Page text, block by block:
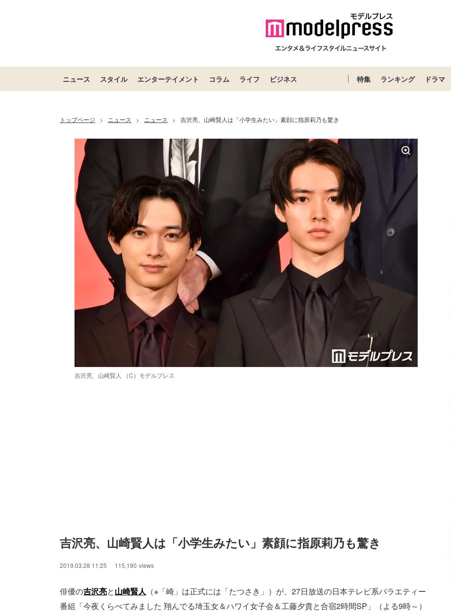
ニュース スタイル エンターテイメント コラム ライフ ビジネス 特集 ランキング ドラマ
トップページ > ニュース > ニュース > 吉沢亮、山崎賢人は「小学生みたい」素顔に指原莉乃も驚き
吉沢亮、山崎賢人 （C）モデルプレス
吉沢亮、山崎賢人は「小学生みたい」素顔に指原莉乃も驚き
2019.03.28 11:25 115,190 views
俳優の吉沢亮と山崎賢人 （※「崎」は正式には「たつさき」）が、27日放送の日本テレビ系バラエティー
番組「今夜くらべてみました 翔んでる埼玉女＆ハワイ女子会＆工藤夕貴と合宿2時間SP」（よる9時～）